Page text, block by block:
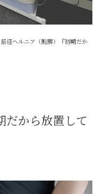
鼠径ヘルニア（脱腸）『初期だか
だから放置して